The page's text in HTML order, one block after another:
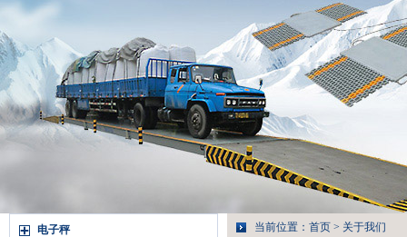
电子秤 当前位置： 首页 > 关于我们